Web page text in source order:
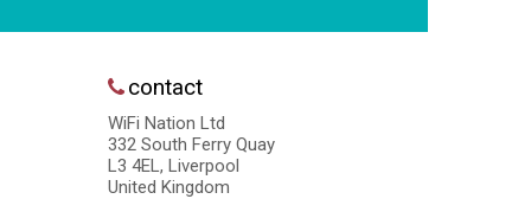
contact
WiFi Nation Ltd
332 South Ferry Quay
L3 4EL, Liverpool
United Kingdom